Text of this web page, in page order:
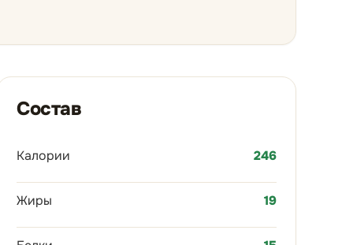
Состав
Калории 246
Жиры 19